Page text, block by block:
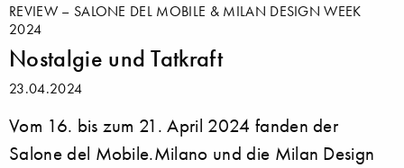
REVIEW – SALONE DEL MOBILE & MILAN DESIGN WEEK
2024
Nostalgie und Tatkraft
23.04.2024
Vom 16. bis zum 21. April 2024 fanden der
Salone del Mobile.Milano und die Milan Design